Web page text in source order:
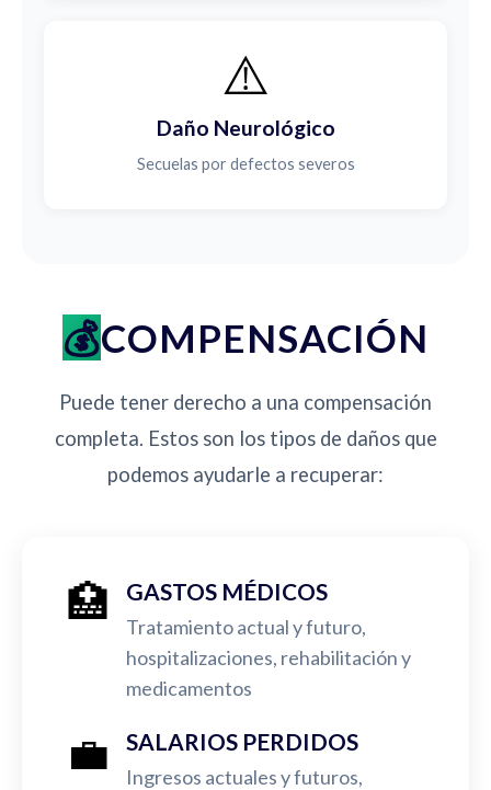
⚠️
Daño Neurológico
Secuelas por defectos severos
COMPENSACIÓN
Puede tener derecho a una compensación
completa. Estos son los tipos de daños que
podemos ayudarle a recuperar:
🏥 GASTOS MÉDICOS
Tratamiento actual y futuro,
hospitalizaciones, rehabilitación y
medicamentos
💼 SALARIOS PERDIDOS
Ingresos actuales y futuros,